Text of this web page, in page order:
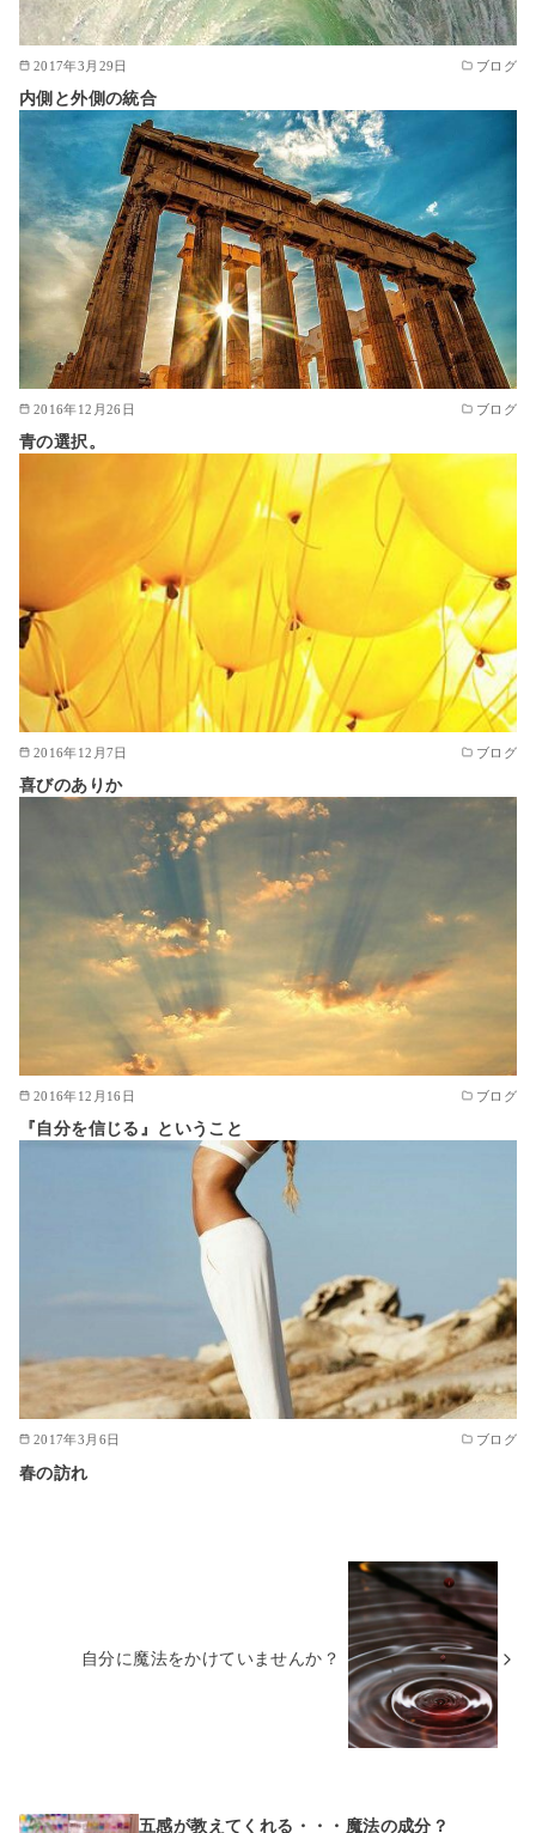
2017年3月29日 ブログ
内側と外側の統合
2016年12月26日 ブログ
青の選択。
2016年12月7日 ブログ
喜びのありか
2016年12月16日 ブログ
『自分を信じる』ということ
2017年3月6日 ブログ
春の訪れ
自分に魔法をかけていませんか？
五感が教えてくれる・・・魔法の成分？